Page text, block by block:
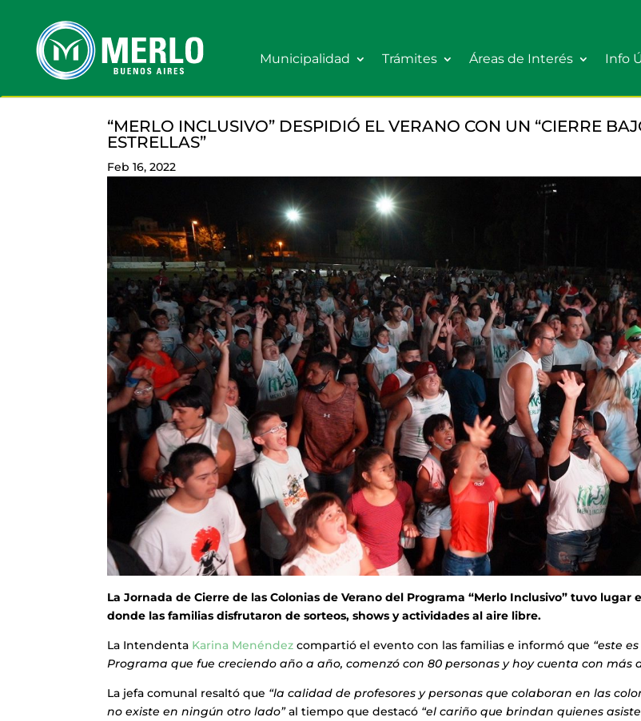
Municipalidad Trámites Áreas de Interés Info
“MERLO INCLUSIVO” DESPIDIÓ EL VERANO CON UN “CIERRE
ESTRELLAS”
Feb 16, 2022
La Jornada de Cierre de las Colonias de Verano del Programa “Merlo Inclusivo” tuvo lugar
donde las familias disfrutaron de sorteos, shows y actividades al aire libre.
La Intendenta Karina Menéndez compartió el evento con las familias e informó que “este
Programa que fue creciendo año a año, comenzó con 80 personas y hoy cuenta con más
La jefa comunal resaltó que “la calidad de profesores y personas que colaboran en las
no existe en ningún otro lado”al tiempo que destacó “el cariño que brindan quienes